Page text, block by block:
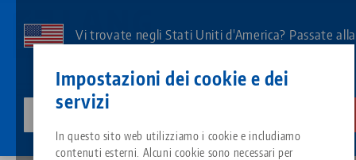
Impostazioni dei cookie e dei
servizi
In questo sito web utilizziamo i cookie e includiamo
contenuti esterni. Alcuni cookie sono necessari per
contenuto
Vi trovate negli Stati Uniti d'America? Passate alla
specifici del Paese.
Tutto da un'unica fonte
Gruppo di prodotti
Informazioni su LANG
Download
Blog
Prodotti abbinati
Breadcrumb
LANG Technik GmbH entra in partnership con il fornitore di sistemi ERP Asseco